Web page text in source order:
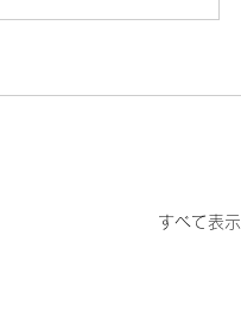
すべて表示